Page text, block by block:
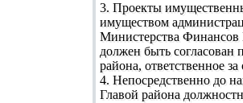
3. Проекты
имуществом
Министерства Финансов
должен быть согласован
района, ответственное
4. Непосредственно до
Главой района